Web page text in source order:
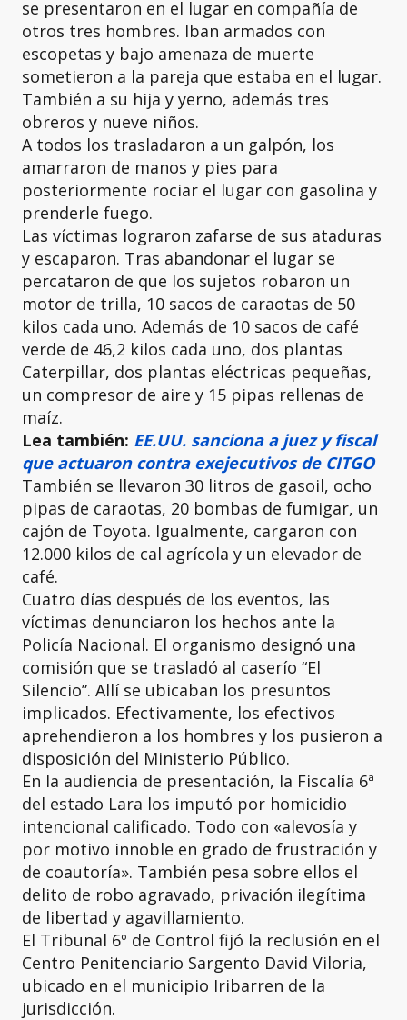
se presentaron en el lugar en compañía de
otros tres hombres. Iban armados con
escopetas y bajo amenaza de muerte
sometieron a la pareja que estaba en el lugar.
También a su hija y yerno, además tres
obreros y nueve niños.
A todos los trasladaron a un galpón, los
amarraron de manos y pies para
posteriormente rociar el lugar con gasolina y
prenderle fuego.
Las víctimas lograron zafarse de sus ataduras
y escaparon. Tras abandonar el lugar se
percataron de que los sujetos robaron un
motor de trilla, 10 sacos de caraotas de 50
kilos cada uno. Además de 10 sacos de café
verde de 46,2 kilos cada uno, dos plantas
Caterpillar, dos plantas eléctricas pequeñas,
un compresor de aire y 15 pipas rellenas de
maíz.
Lea también: EE.UU. sanciona a juez y fiscal
que actuaron contra exejecutivos de CITGO
También se llevaron 30 litros de gasoil, ocho
pipas de caraotas, 20 bombas de fumigar, un
cajón de Toyota. Igualmente, cargaron con
12.000 kilos de cal agrícola y un elevador de
café.
Cuatro días después de los eventos, las
víctimas denunciaron los hechos ante la
Policía Nacional. El organismo designó una
comisión que se trasladó al caserío “El
Silencio”. Allí se ubicaban los presuntos
implicados. Efectivamente, los efectivos
aprehendieron a los hombres y los pusieron a
disposición del Ministerio Público.
En la audiencia de presentación, la Fiscalía 6ª
del estado Lara los imputó por homicidio
intencional calificado. Todo con «alevosía y
por motivo innoble en grado de frustración y
de coautoría». También pesa sobre ellos el
delito de robo agravado, privación ilegítima
de libertad y agavillamiento.
El Tribunal 6º de Control fijó la reclusión en el
Centro Penitenciario Sargento David Viloria,
ubicado en el municipio Iribarren de la
jurisdicción.